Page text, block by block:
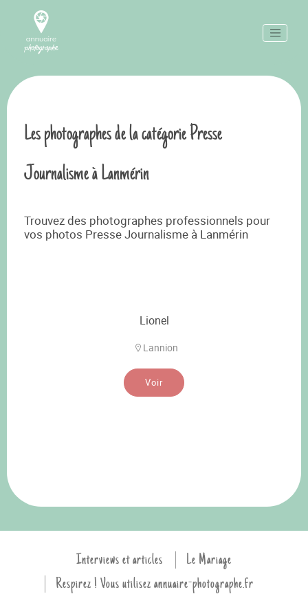
Les photographes de la catégorie Presse
Journalisme à Lanmérin
Trouvez des photographes professionnels pour
vos photos Presse Journalisme à Lanmérin
Lionel
Lannion
Voir
Interviews et articles
Le Mariage
Respirez ! Vous utilisez annuaire-photographe.fr